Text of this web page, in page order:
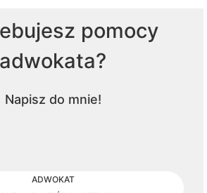
pomocy
adwokata?
Napisz do mnie!
ADWOKAT